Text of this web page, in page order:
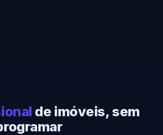
de imóveis, sem